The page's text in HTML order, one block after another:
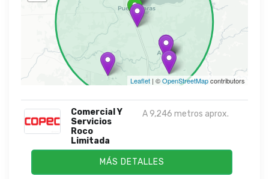
Leaflet | ©OpenStreetMapcontributors
Comercial Y
Servicios
Roco
Limitada
A 9,246 metros aprox.
MÁS DETALLES